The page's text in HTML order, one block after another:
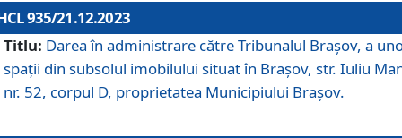
935/21.12.2023
Titlu: Darea în administrare către Tribunalul Brașov, a
spații din subsolul imobilului situat în Brașov, str. Iuliu
nr. 52, corpul D, proprietatea Municipiului Brașov.